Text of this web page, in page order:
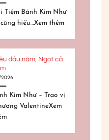
Tiệm Bánh Kim Như
hiểu…Xem thêm
đầu năm, Ngọt cả
2026
Kim Như – Trao vị
ValentineXem